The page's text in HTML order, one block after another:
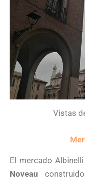
Vistas
El mercado
Noveau